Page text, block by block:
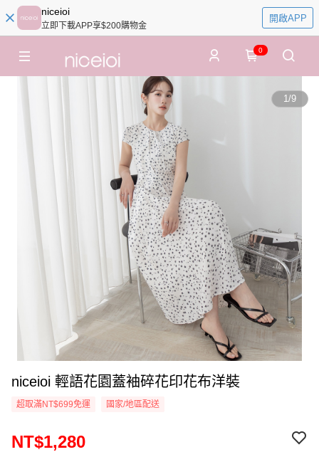
niceioi
立即下載APP享$200購物金
開啟APP
0
1/9
niceioi 輕語花園蓋袖碎花印花布洋裝
超取滿NT$699免運 國家/地區配送
NT$1,280